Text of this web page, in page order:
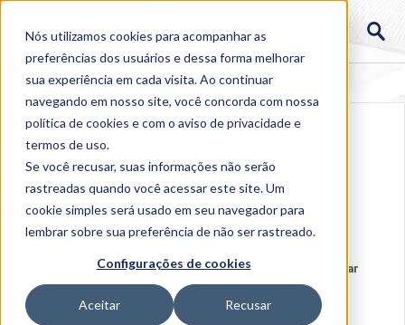
Nós utilizamos cookies para acompanhar as
preferências dos usuários e dessa forma melhorar
sua experiência em cada visita. Ao continuar
navegando em nosso site, você concorda com nossa
política de cookies e com o aviso deprivacidade e
termos de uso.
Se você recusar, suas informações não serão
rastreadas quando você acessar este site. Um
cookie simples será usado em seu navegador para
lembrar sobre sua preferência de não ser rastreado.
Configurações de cookies
Aceitar Recusar
Pedagogia Uniube realiza curso "Arte de contar e recriar
histórias"